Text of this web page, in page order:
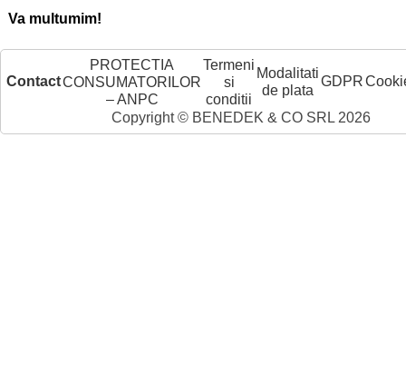
Va multumim!
Contact
PROTECTIA
CONSUMATORILOR
– ANPC
Termeni
si
conditii
Modalitati
de plata
GDPR
Copyright © BENEDEK & CO SRL 2026